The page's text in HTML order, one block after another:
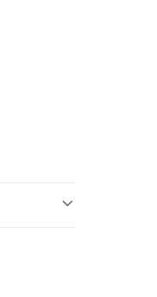
另外申請。
大哥付的交易
認付款後即
統評分，恕
後寄送繳費提